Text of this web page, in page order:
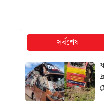
সর্বশেষ